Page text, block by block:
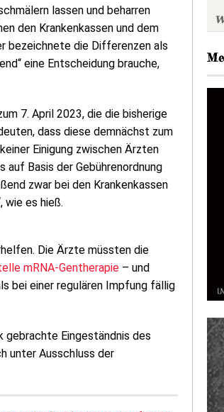
lassen und beharren
den Krankenkassen und dem
bezeichnete die Differenzen als
eine Entscheidung brauche,
7. April 2023, die die bisherige
dass diese demnächst zum
Einigung zwischen Ärzten
Basis der Gebührenordnung
zwar bei den Krankenkassen
wie es hieß.
Die Ärzte müssten die
mRNA-Gentherapie – und
bei einer regulären Impfung fällig
gebrachte Eingeständnis des
unter Ausschluss der